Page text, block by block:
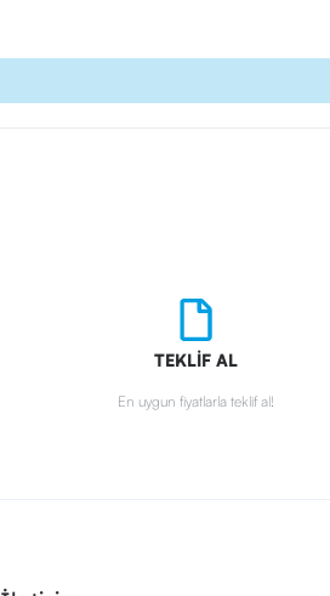
TEKLİF AL
En uygun fiyatlarla teklif al!